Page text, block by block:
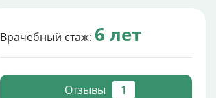
Врачебный стаж: 6 лет
Отзывы 1